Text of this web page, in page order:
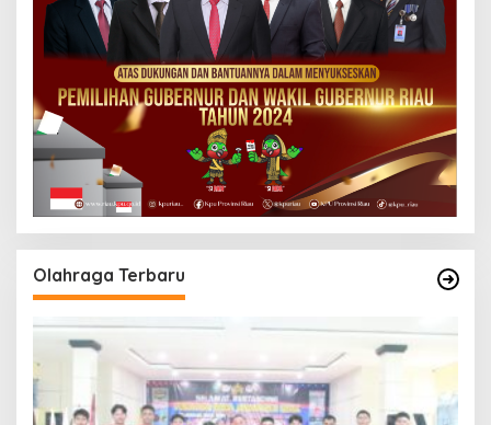
Olahraga Terbaru